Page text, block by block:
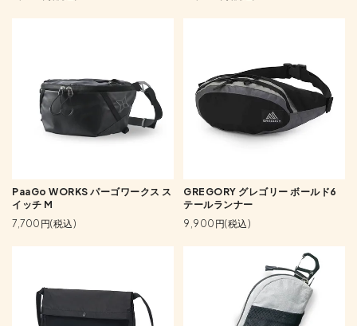
PaaGo WORKS パーゴワークス ス
イッチ M
7,700円(税込)
GREGORY グレゴリー ボールド6
テールランナー
9,900円(税込)